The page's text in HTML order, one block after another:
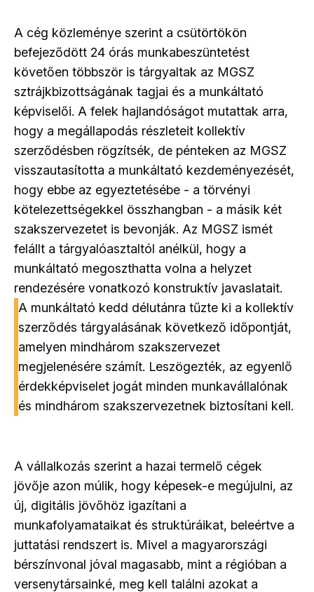
A cég közleménye szerint a csütörtökön
befejeződött 24 órás munkabeszüntetést
követően többször is tárgyaltak az MGSZ
sztrájkbizottságának tagjai és a munkáltató
képviselői. A felek hajlandóságot mutattak arra,
hogy a megállapodás részleteit kollektív
szerződésben rögzítsék, de pénteken az MGSZ
visszautasította a munkáltató kezdeményezését,
hogy ebbe az egyeztetésébe - a törvényi
kötelezettségekkel összhangban - a másik két
szakszervezetet is bevonják. Az MGSZ ismét
felállt a tárgyalóasztaltól anélkül, hogy a
munkáltató megoszthatta volna a helyzet
rendezésére vonatkozó konstruktív javaslatait.
A munkáltató kedd délutánra tűzte ki a kollektív
szerződés tárgyalásának következő időpontját,
amelyen mindhárom szakszervezet
megjelenésére számít. Leszögezték, az egyenlő
érdekképviselet jogát minden munkavállalónak
és mindhárom szakszervezetnek biztosítani kell.
A vállalkozás szerint a hazai termelő cégek
jövője azon múlik, hogy képesek-e megújulni, az
új, digitális jövőhöz igazítani a
munkafolyamataikat és struktúráikat, beleértve a
juttatási rendszert is. Mivel a magyarországi
bérszínvonal jóval magasabb, mint a régióban a
versenytársainké, meg kell találni azokat a